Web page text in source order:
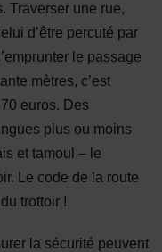
Traverser une rue,
d’être percuté par
le passage
mètres, c’est
euros. Des
plus ou moins
et tamoul – le
Le code de la route
trottoir !
la sécurité peuvent